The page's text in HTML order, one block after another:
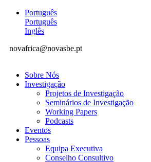
Português
Português
Inglês
novafrica@novasbe.pt
Sobre Nós
Investigação
Projetos de Investigação
Seminários de Investigação
Working Papers
Podcasts
Eventos
Pessoas
Equipa Executiva
Conselho Consultivo